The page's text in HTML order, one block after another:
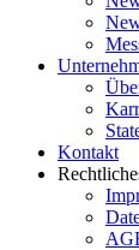
Kontakt